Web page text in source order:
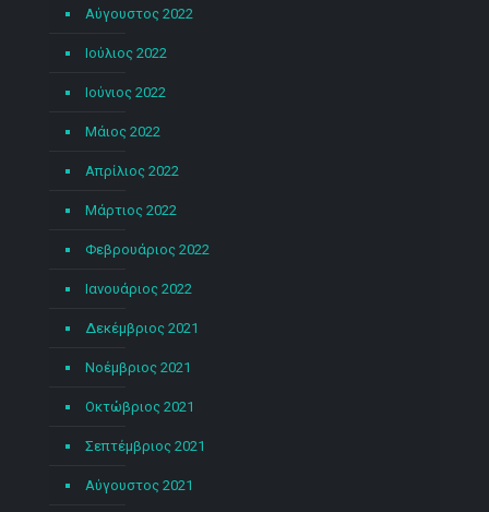
Αύγουστος 2022
Ιούλιος 2022
Ιούνιος 2022
Μάιος 2022
Απρίλιος 2022
Μάρτιος 2022
Φεβρουάριος 2022
Ιανουάριος 2022
Δεκέμβριος 2021
Νοέμβριος 2021
Οκτώβριος 2021
Σεπτέμβριος 2021
Αύγουστος 2021